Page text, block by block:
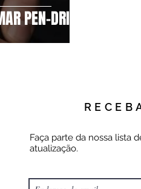
PEN-DRIVE
Faça parte da nossa lista
atualização.